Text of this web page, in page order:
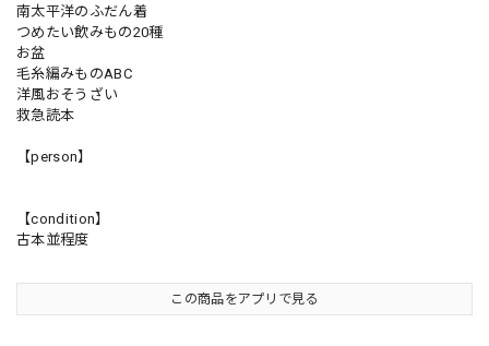
南太平洋のふだん着
つめたい飲みもの20種
お盆
毛糸編みものABC
洋風おそうざい
救急読本
【person】
【condition】
古本並程度
この商品をアプリで見る